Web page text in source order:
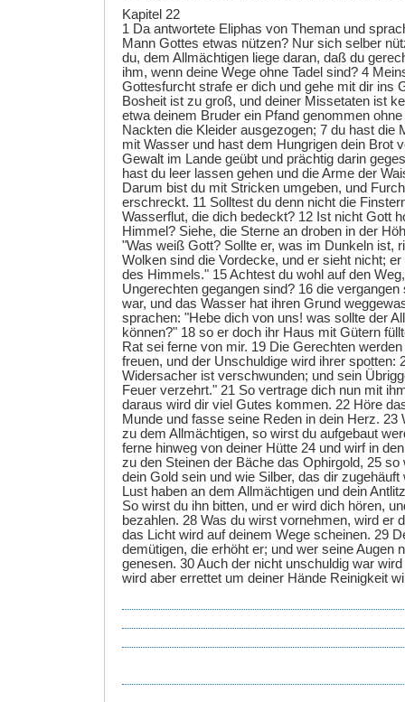
Kapitel 22
1 Da antwortete Eliphas von Theman und
Mann Gottes etwas nützen? Nur sich selber
du, dem Allmächtigen liege daran, daß du
ihm, wenn deine Wege ohne Tadel sind? 4
Gottesfurcht strafe er dich und gehe mit dir ins
Bosheit ist zu groß, und deiner Missetaten ist
etwa deinem Bruder ein Pfand genommen
Nackten die Kleider ausgezogen; 7 du hast die
mit Wasser und hast dem Hungrigen dein Brot
Gewalt im Lande geübt und prächtig darin
hast du leer lassen gehen und die Arme der
Darum bist du mit Stricken umgeben, und
erschreckt. 11 Solltest du denn nicht die
Wasserflut, die dich bedeckt? 12 Ist nicht Gott
Himmel? Siehe, die Sterne an droben in der
"Was weiß Gott? Sollte er, was im Dunkeln ist,
Wolken sind die Vordecke, und er sieht nicht;
des Himmels." 15 Achtest du wohl auf den
Ungerechten gegangen sind? 16 die
war, und das Wasser hat ihren Grund
sprachen: "Hebe dich von uns! was sollte der
können?" 18 so er doch ihr Haus mit Gütern
Rat sei ferne von mir. 19 Die Gerechten
freuen, und der Unschuldige wird ihrer spotten:
Widersacher ist verschwunden; und sein
Feuer verzehrt." 21 So vertrage dich nun mit
daraus wird dir viel Gutes kommen. 22 Höre
Munde und fasse seine Reden in dein Herz. 23
zu dem Allmächtigen, so wirst du aufgebaut
ferne hinweg von deiner Hütte 24 und wirf in
zu den Steinen der Bäche das Ophirgold, 25 so
dein Gold sein und wie Silber, das dir
Lust haben an dem Allmächtigen und dein
So wirst du ihn bitten, und er wird dich hören,
bezahlen. 28 Was du wirst vornehmen, wird er
das Licht wird auf deinem Wege scheinen. 29
demütigen, die erhöht er; und wer seine Augen
genesen. 30 Auch der nicht unschuldig war
wird aber errettet um deiner Hände Reinigkeit